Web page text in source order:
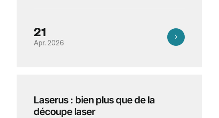
21
Apr. 2026
Laserus : bien plus que de la
découpe laser